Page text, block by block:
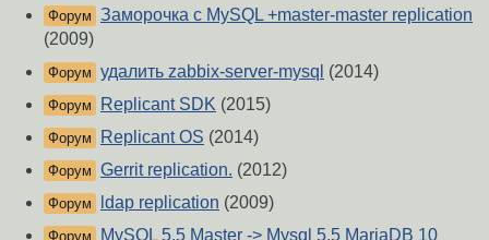
Форум Заморочка с MySQL +master-master replication
(2009)
Форум удалить zabbix-server-mysql (2014)
Форум Replicant SDK (2015)
Форум Replicant OS (2014)
Форум Gerrit replication. (2012)
Форум ldap replication (2009)
Форум MySQL 5.5 Master -> Mysql 5.5 MariaDB 10